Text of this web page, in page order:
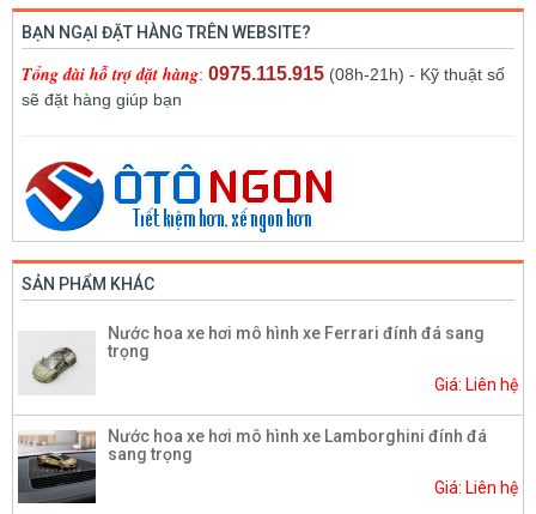
BẠN NGẠI ĐẶT HÀNG TRÊN WEBSITE?
Tổng đài hỗ trợ đặt hàng: 0975.115.915 (08h-21h) - Kỹ thuật số
sẽ đặt hàng giúp bạn
SẢN PHẨM KHÁC
Nước hoa xe hơi mô hình xe Ferrari đính đá sang
trọng
Giá: Liên hệ
Nước hoa xe hơi mô hình xe Lamborghini đính đá
sang trọng
Giá: Liên hệ